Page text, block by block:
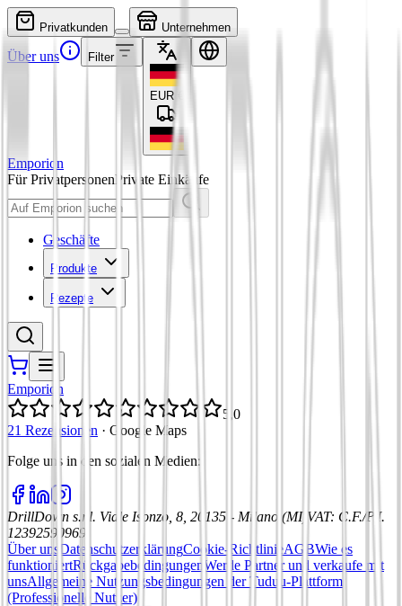
Privatkunden Unternehmen
Über uns Filter
EUR
Emporion
Für PrivatpersonenPrivate Einkäufe
Geschäfte
Produkte
Rezepte
Emporion
5,0
21 Rezensionen · Google Maps
Folge uns in den sozialen Medien:
DrillDown s.r.l. Viale Isonzo, 8, 20135 - Milano (MI) VAT: C.F./P.I.
12392590969
Über uns DatenschutzerklärungCookie-RichtlinieAGBWie es
funktioniertRückgabebedingungen Werde Partner und verkaufe mit
unsAllgemeine Nutzungsbedingungen der Tuduu-Plattform
(Professionelle Nutzer)